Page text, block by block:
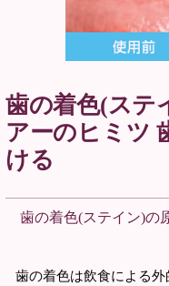
歯の着色(ステ
アーのヒミツ
ける
歯の着色(ステイン)の
歯の着色は飲食による